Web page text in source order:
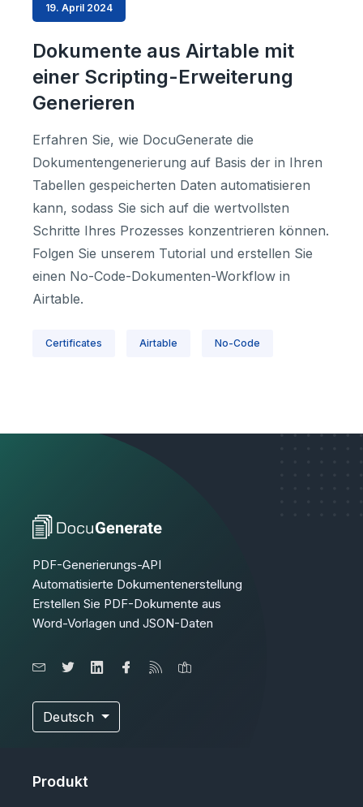
19. April 2024
Dokumente aus Airtable mit
einer Scripting-Erweiterung
Generieren
Erfahren Sie, wie DocuGenerate die
Dokumentengenerierung auf Basis der in Ihren
Tabellen gespeicherten Daten automatisieren
kann, sodass Sie sich auf die wertvollsten
Schritte Ihres Prozesses konzentrieren können.
Folgen Sie unserem Tutorial und erstellen Sie
einen No-Code-Dokumenten-Workflow in
Airtable.
Certificates Airtable No-Code
PDF-Generierungs-API
Automatisierte Dokumentenerstellung
Erstellen Sie PDF-Dokumente aus
Word-Vorlagen und JSON-Daten
Deutsch
Produkt